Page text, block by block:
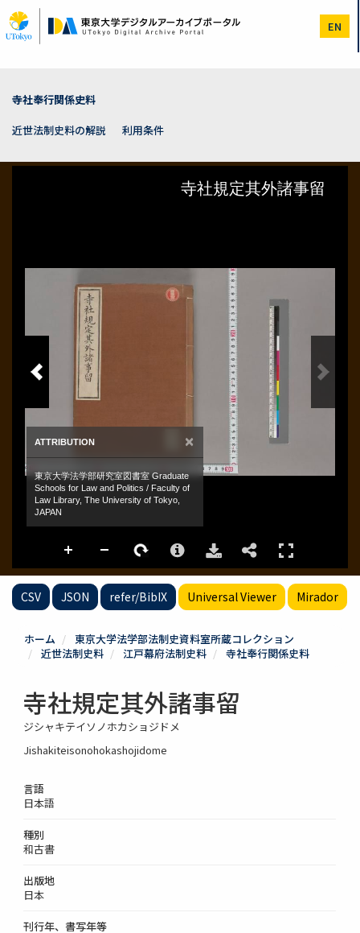
イ
ン
EN
寺社奉行関係史料
近世法制史料の解説
利用条件
CSV JSON refer/BibIX Universal Viewer Mirador
ホーム
東京大学法学部法制史資料室所蔵コレクション
近世法制史料
江戸幕府法制史料 寺社奉行関係史料
寺社規定其外諸事留
ジシャキテイソノホカショジドメ
Jishakiteisonohokashojidome
言語
日本語
種別
和古書
出版地
日本
刊行年、書写年等